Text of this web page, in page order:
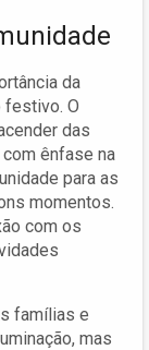
da
festivo. O
das
ênfase na
para as
momentos.
com os
famílias e
mas